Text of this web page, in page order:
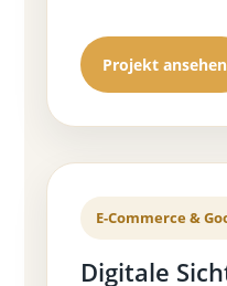
Projekt ansehen
E-Commerce &
Digitale